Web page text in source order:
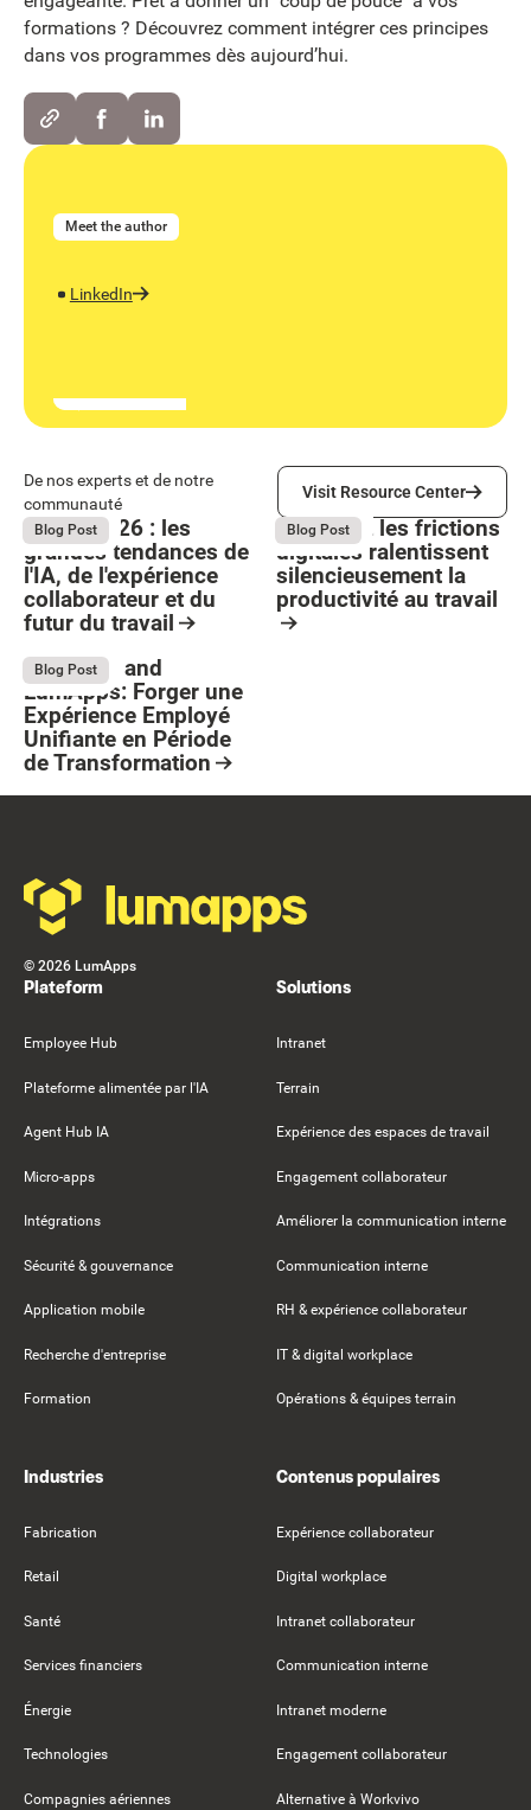
formations ? Découvrez comment intégrer ces principes
dans vos programmes dès aujourd’hui.
Meet the author
LinkedIn
Button Text
De nos experts et de notre
communauté
Visit Resource Center
Visit Resource Center
August 4, 2026
Blog Post
Bright 2026 : les
grandes tendances de
l'IA, de l'expérience
collaborateur et du
futur du travail
August 4, 2026
Blog Post
Comment les frictions
digitales ralentissent
silencieusement la
productivité au travail
July 13, 2026
Blog Post
Stellantis and
LumApps: Forger une
Expérience Employé
Unifiante en Période
de Transformation
© 2026 LumApps
Plateform
Employee Hub
Plateforme alimentée par l'IA
Agent Hub IA
Micro-apps
Intégrations
Sécurité & gouvernance
Application mobile
Recherche d'entreprise
Formation
Solutions
Intranet
Terrain
Expérience des espaces de travail
Engagement collaborateur
Améliorer la communication interne
Communication interne
RH & expérience collaborateur
IT & digital workplace
Opérations & équipes terrain
Industries
Fabrication
Retail
Santé
Services financiers
Énergie
Technologies
Compagnies aériennes
Contenus populaires
Expérience collaborateur
Digital workplace
Intranet collaborateur
Communication interne
Intranet moderne
Engagement collaborateur
Alternative à Workvivo